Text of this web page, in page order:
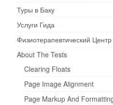
Туры в Баку
Услуги Гида
Физиотерапевтический
About The Tests
Clearing Floats
Page Image Alignment
Page Markup And